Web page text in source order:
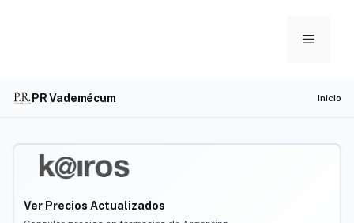
Menu
PR Vademécum Inicio
Ver Precios Actualizados